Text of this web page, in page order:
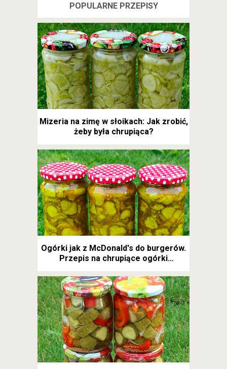
POPULARNE PRZEPISY
Mizeria na zimę w słoikach: Jak zrobić,
żeby była chrupiąca?
Ogórki jak z McDonald's do burgerów.
Przepis na chrupiące ogórki